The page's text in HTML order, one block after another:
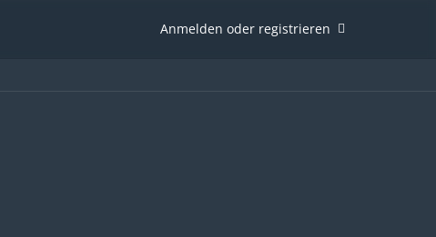
Anmelden oder registrieren